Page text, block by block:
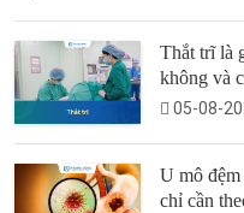
Thắt trĩ là
không và
05-08-
U mô
chỉ cần